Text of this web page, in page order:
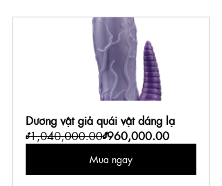
Dương vật giả quái vật dáng lạ
₫1,040,000.00₫960,000.00
Mua ngay